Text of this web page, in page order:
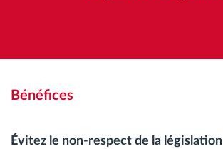
Bénéfices
Évitez le non-respect de la législation